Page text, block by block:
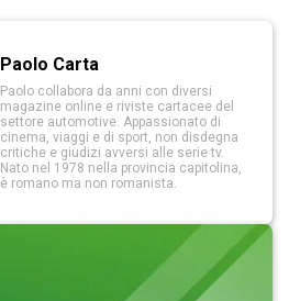
Paolo Carta
Paolo collabora da anni con diversi
magazine online e riviste cartacee del
settore automotive. Appassionato di
cinema, viaggi e di sport, non disdegna
critiche e giudizi avversi alle serie tv.
Nato nel 1978 nella provincia capitolina,
è romano ma non romanista.